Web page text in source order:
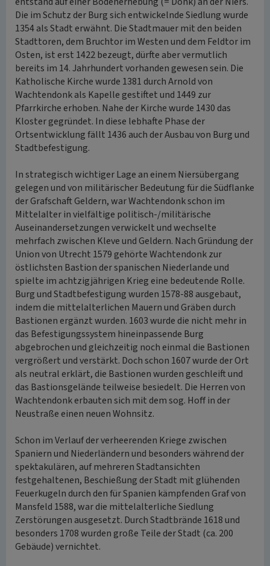
Die im Schutz der Burg sich entwickelnde Siedlung wurde
1354 als Stadt erwähnt. Die Stadtmauer mit den beiden
Stadttoren, dem Bruchtor im Westen und dem Feldtor im
Osten, ist erst 1422 bezeugt, dürfte aber vermutlich
bereits im 14. Jahrhundert vorhanden gewesen sein. Die
Katholische Kirche wurde 1381 durch Arnold von
Wachtendonk als Kapelle gestiftet und 1449 zur
Pfarrkirche erhoben. Nahe der Kirche wurde 1430 das
Kloster gegründet. In diese lebhafte Phase der
Ortsentwicklung fällt 1436 auch der Ausbau von Burg und
Stadtbefestigung.
In strategisch wichtiger Lage an einem Niersübergang
gelegen und von militärischer Bedeutung für die Südflanke
der Grafschaft Geldern, war Wachtendonk schon im
Mittelalter in vielfältige politisch-/militärische
Auseinandersetzungen verwickelt und wechselte
mehrfach zwischen Kleve und Geldern. Nach Gründung der
Union von Utrecht 1579 gehörte Wachtendonk zur
östlichsten Bastion der spanischen Niederlande und
spielte im achtzigjährigen Krieg eine bedeutende Rolle.
Burg und Stadtbefestigung wurden 1578-88 ausgebaut,
indem die mittelalterlichen Mauern und Gräben durch
Bastionen ergänzt wurden. 1603 wurde die nicht mehr in
das Befestigungssystem hineinpassende Burg
abgebrochen und gleichzeitig noch einmal die Bastionen
vergrößert und verstärkt. Doch schon 1607 wurde der Ort
als neutral erklärt, die Bastionen wurden geschleift und
das Bastionsgelände teilweise besiedelt. Die Herren von
Wachtendonk erbauten sich mit dem sog. Hoff in der
Neustraße einen neuen Wohnsitz.
Schon im Verlauf der verheerenden Kriege zwischen
Spaniern und Niederländern und besonders während der
spektakulären, auf mehreren Stadtansichten
festgehaltenen, Beschießung der Stadt mit glühenden
Feuerkugeln durch den für Spanien kämpfenden Graf von
Mansfeld 1588, war die mittelalterliche Siedlung
Zerstörungen ausgesetzt. Durch Stadtbrände 1618 und
besonders 1708 wurden große Teile der Stadt (ca. 200
Gebäude) vernichtet.